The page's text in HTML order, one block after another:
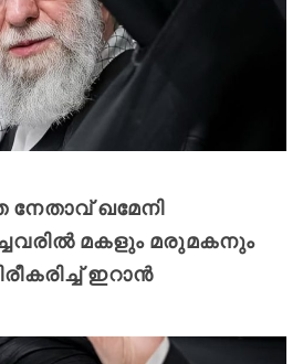
ഖമേനി
മകളും മരുമകനും
ഇറാന്‍